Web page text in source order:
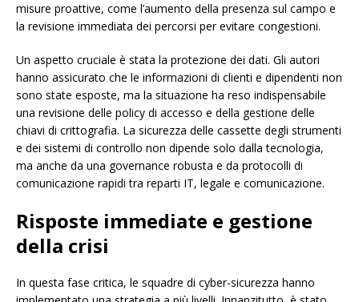
misure proattive, come l’aumento della presenza sul campo e
la revisione immediata dei percorsi per evitare congestioni.
Un aspetto cruciale è stata la protezione dei dati. Gli autori
hanno assicurato che le informazioni di clienti e dipendenti non
sono state esposte, ma la situazione ha reso indispensabile
una revisione delle policy di accesso e della gestione delle
chiavi di crittografia. La sicurezza delle cassette degli strumenti
e dei sistemi di controllo non dipende solo dalla tecnologia,
ma anche da una governance robusta e da protocolli di
comunicazione rapidi tra reparti IT, legale e comunicazione.
Risposte immediate e gestione
della crisi
In questa fase critica, le squadre di cyber-sicurezza hanno